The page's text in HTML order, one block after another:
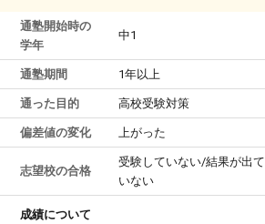
通塾開始時の
学年
中1
通塾期間 1年以上
通った目的 高校受験対策
偏差値の変化 上がった
志望校の合格
受験していない/結果が出て
いない
成績について